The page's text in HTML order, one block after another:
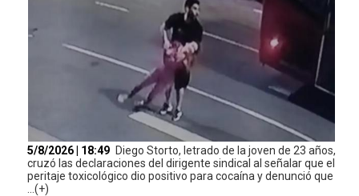
5/8/2026 | 18:49 Diego Storto, letrado de la joven de 23 años,
cruzó las declaraciones del dirigente sindical al señalar que el
peritaje toxicológico dio positivo para cocaína y denunció que
...(+)